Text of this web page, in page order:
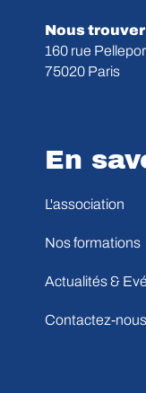
Nous trouver
160 rue
75020 Paris
En
L'association
Nos formations
Actualités &
Contactez-nous